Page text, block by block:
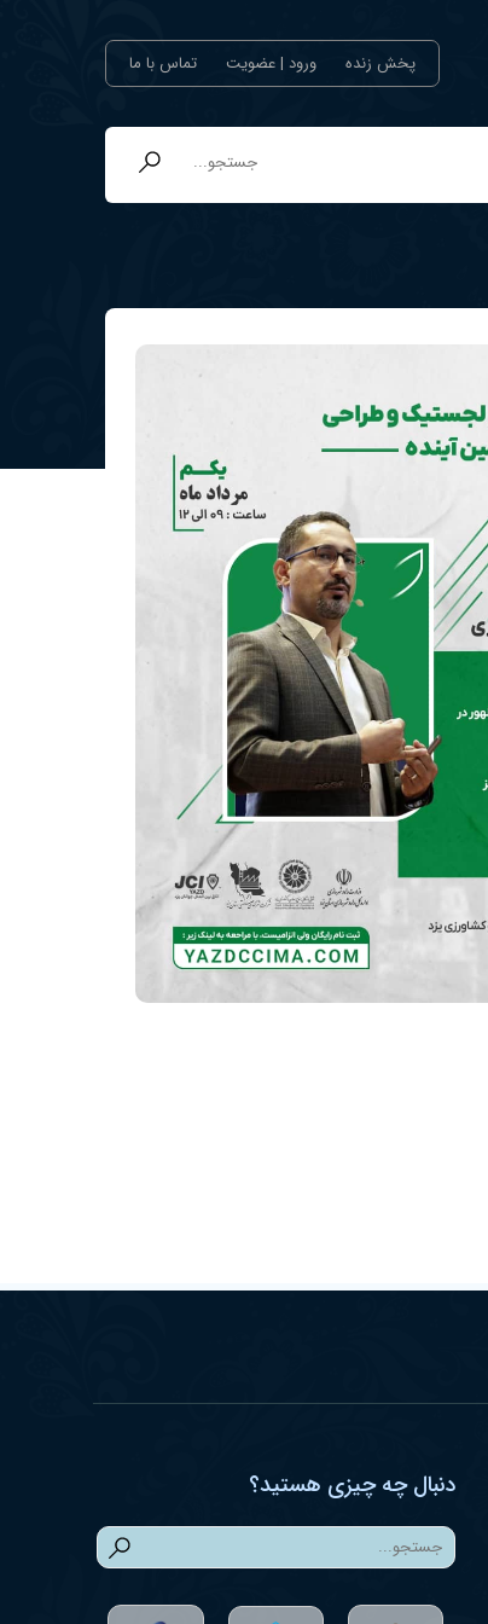
پخش زنده ورود | عضویت تماس با ما
دنبال چه چیزی هستید؟